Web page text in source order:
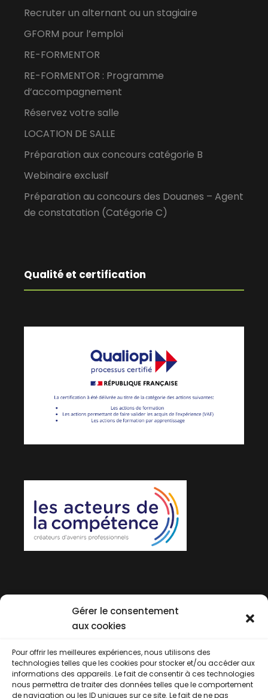
Gérer le consentement
aux cookies
Pour offrir les meilleures expériences, nous utilisons des
technologies telles que les cookies pour stocker et/ou accéder aux
informations des appareils. Le fait de consentir à ces technologies
nous permettra de traiter des données telles que le comportement
de navigation ou les ID uniques sur ce site. Le fait de ne pas
Recruter un alternant ou un stagiaire
GFORM pour l’emploi
RE-FORMENTOR
RE-FORMENTOR : Programme
d’accompagnement
Réservez votre salle
LOCATION DE SALLE
Préparation aux concours catégorie B
Webinaire exclusif
Préparation au concours des Douanes – Agent
de constatation (Catégorie C)
Qualité et certification